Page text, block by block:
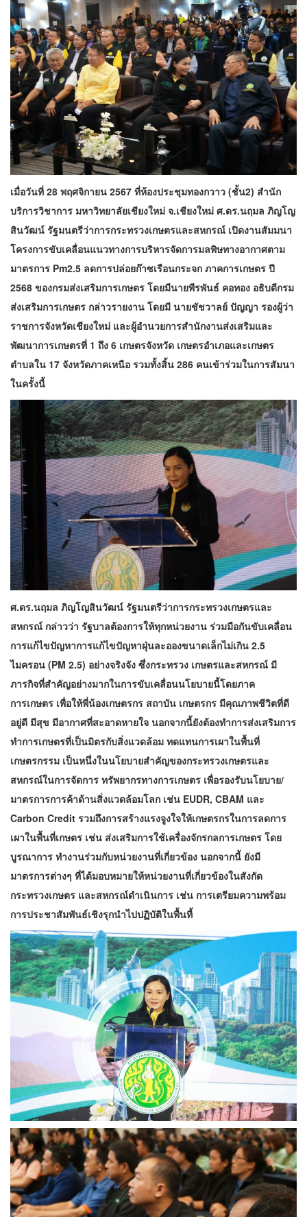
เมื่อวันที่ 28 พฤศจิกายน 2567 ที่ห้องประชุมทองกวาว (ชั้น2) สำนัก
บริการวิชาการ มหาวิทยาลัยเชียงใหม่ จ.เชียงใหม่ ศ.ดร.นฤมล ภิญโญ
สินวัฒน์ รัฐมนตรีว่าการกระทรวงเกษตรและสหกรณ์ เปิดงานสัมมนา
โครงการขับเคลื่อนแนวทางการบริหารจัดการมลพิษทางอากาศตาม
มาตรการ Pm2.5 ลดการปล่อยก๊าซเรือนกระจก ภาคการเกษตร ปี
2568 ของกรมส่งเสริมการเกษตร โดยมีนายพีรพันธ์ คอทอง อธิบดีกรม
ส่งเสริมการเกษตร กล่าวรายงาน โดยมี นายชัชวาลย์ ปัญญา รองผู้ว่า
ราชการจังหวัดเชียงใหม่ และผู้อำนวยการสำนักงานส่งเสริมและ
พัฒนาการเกษตรที่ 1 ถึง 6 เกษตรจังหวัด เกษตรอำเภอและเกษตร
ตำบลใน 17 จังหวัดภาคเหนือ รวมทั้งสิ้น 286 คนเข้าร่วมในการสัมนา
ในครั้งนี้
ศ.ดร.นฤมล ภิญโญสินวัฒน์ รัฐมนตรีว่าการกระทรวงเกษตรและ
สหกรณ์ กล่าวว่า รัฐบาลต้องการให้ทุกหน่วยงาน ร่วมมือกันขับเคลื่อน
การแก้ไขปัญหาการแก้ไขปัญหาฝุ่นละอองขนาดเล็กไม่เกิน 2.5
ไมครอน (PM 2.5) อย่างจริงจัง ซึ่งกระทรวง เกษตรและสหกรณ์ มี
ภารกิจที่สำคัญอย่างมากในการขับเคลื่อนนโยบายนี้โดยภาค
การเกษตร เพื่อให้พี่น้องเกษตรกร สถาบัน เกษตรกร มีคุณภาพชีวิตที่ดี
อยู่ดี มีสุข มีอากาศที่สะอาดหายใจ นอกจากนี้ยังต้องทำการส่งเสริมการ
ทำการเกษตรที่เป็นมิตรกับสิ่งแวดล้อม ทดแทนการเผาในพื้นที่
เกษตรกรรม เป็นหนึ่งในนโยบายสำคัญของกระทรวงเกษตรและ
สหกรณ์ในการจัดการ ทรัพยากรทางการเกษตร เพื่อรองรับนโยบาย/
มาตรการการค้าด้านสิ่งแวดล้อมโลก เช่น EUDR, CBAM และ
Carbon Credit รวมถึงการสร้างแรงจูงใจให้เกษตรกรในการลดการ
เผาในพื้นที่เกษตร เช่น ส่งเสริมการใช้เครื่องจักรกลการเกษตร โดย
บูรณาการ ทำงานร่วมกับหน่วยงานที่เกี่ยวข้อง นอกจากนี้ ยังมี
มาตรการต่างๆ ที่ได้มอบหมายให้หน่วยงานที่เกี่ยวข้องในสังกัด
กระทรวงเกษตร และสหกรณ์ดำเนินการ เช่น การเตรียมความพร้อม
การประชาสัมพันธ์เชิงรุกนำไปปฏิบัติในพื้นที้